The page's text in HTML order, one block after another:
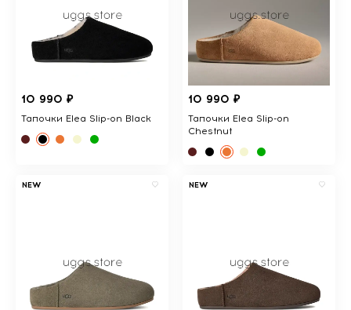
10 990 ₽
Тапочки Elea Slip-on Black
10 990 ₽
Тапочки Elea Slip-on
Chestnut
NEW NEW